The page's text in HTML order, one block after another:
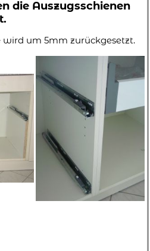
die Auszugsschienen
wird um 5mm zurückgesetzt.